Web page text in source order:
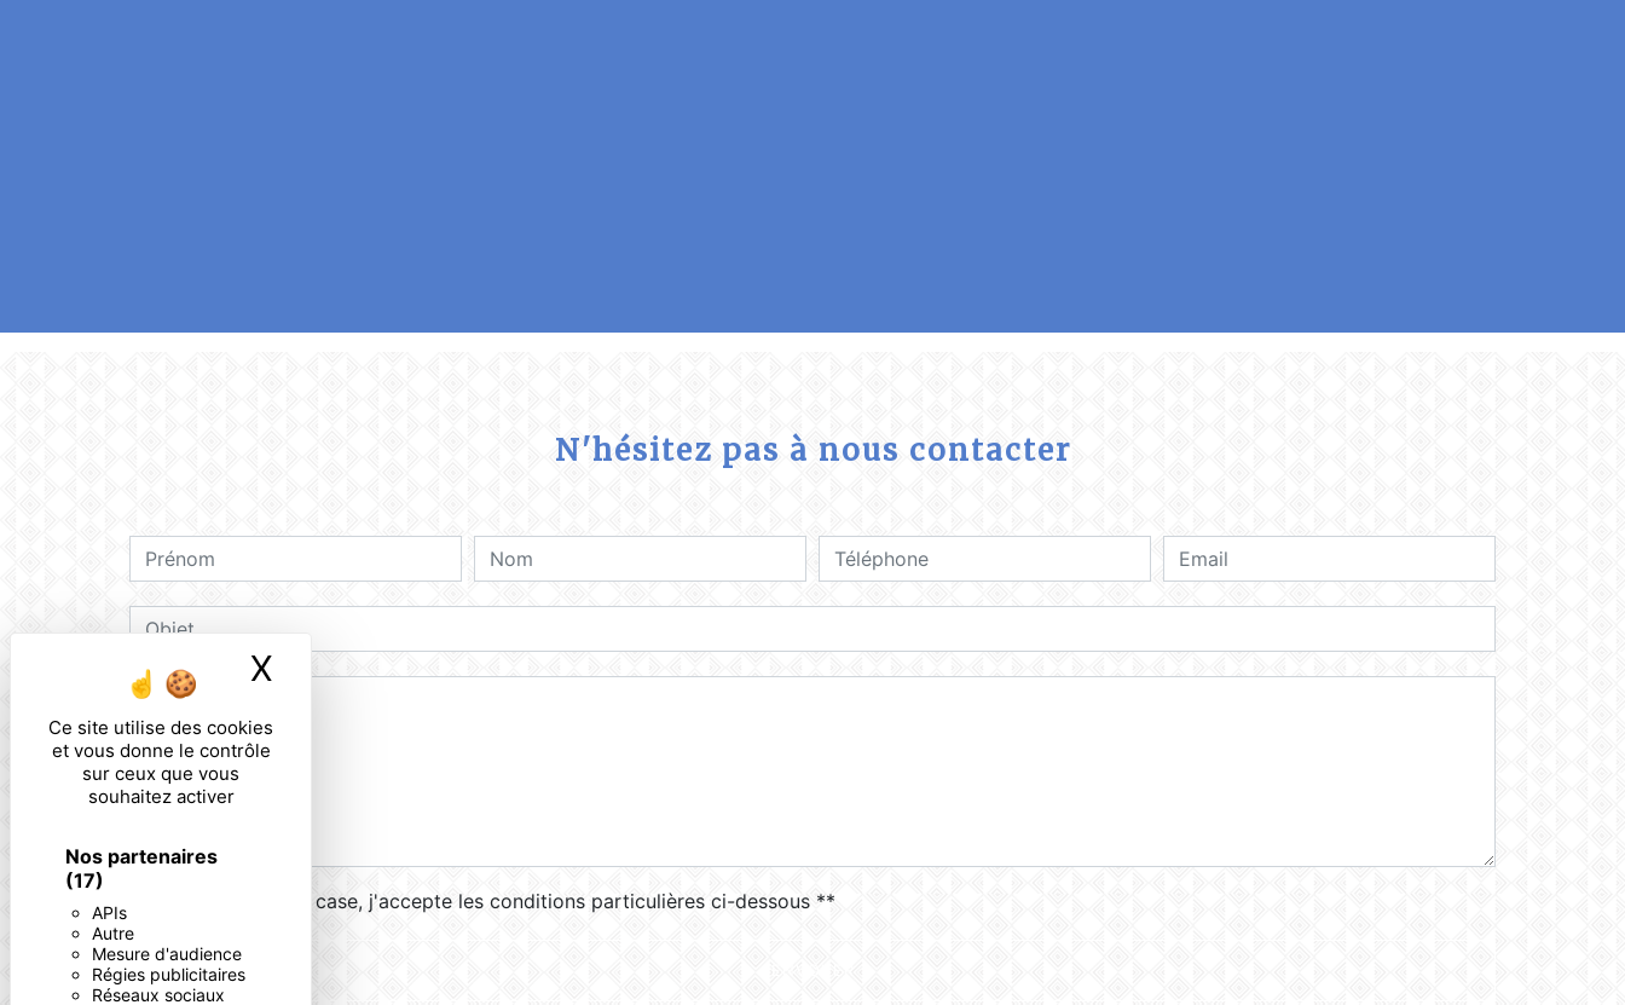
Ce site utilise des cookies
et vous donne le contrôle
sur ceux que vous
souhaitez activer
Nos partenaires
(17)
APIs
Autre
Mesure d'audience
Régies publicitaires
Réseaux sociaux
X Masquer le bandeau des cookies
N'hésitez pas à nous contacter
En cochant cette case, j'accepte les conditions particulières ci-dessous **